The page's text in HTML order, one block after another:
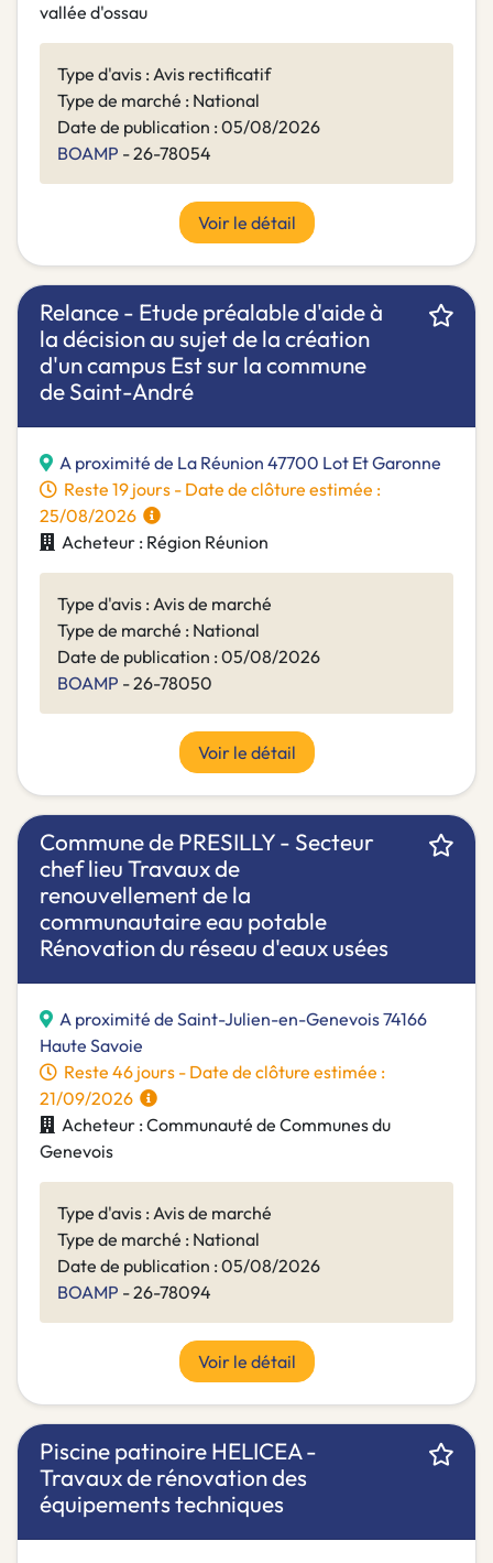
vallée d'ossau
Type d'avis : Avis rectificatif
Type de marché : National
Date de publication : 05/08/2026
BOAMP - 26-78054
Voir le détail
Relance - Etude préalable d'aide à
la décision au sujet de la création
d'un campus Est sur la commune
de Saint-André
A proximité de La Réunion 47700 Lot Et Garonne
Reste 19 jours - Date de clôture estimée :
25/08/2026
Acheteur : Région Réunion
Type d'avis : Avis de marché
Type de marché : National
Date de publication : 05/08/2026
BOAMP - 26-78050
Voir le détail
Commune de PRESILLY - Secteur
chef lieu Travaux de
renouvellement de la
communautaire eau potable
Rénovation du réseau d'eaux usées
A proximité de Saint-Julien-en-Genevois 74166
Haute Savoie
Reste 46 jours - Date de clôture estimée :
21/09/2026
Acheteur : Communauté de Communes du
Genevois
Type d'avis : Avis de marché
Type de marché : National
Date de publication : 05/08/2026
BOAMP - 26-78094
Voir le détail
Piscine patinoire HELICEA -
Travaux de rénovation des
équipements techniques